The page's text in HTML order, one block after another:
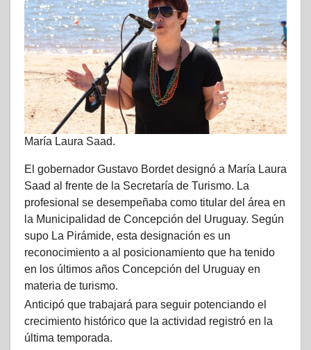
María Laura Saad.
El gobernador Gustavo Bordet designó a María Laura
Saad al frente de la Secretaría de Turismo. La
profesional se desempeñaba como titular del área en
la Municipalidad de Concepción del Uruguay. Según
supo La Pirámide, esta designación es un
reconocimiento a al posicionamiento que ha tenido
en los últimos años Concepción del Uruguay en
materia de turismo.
Anticipó que trabajará para seguir potenciando el
crecimiento histórico que la actividad registró en la
última temporada.